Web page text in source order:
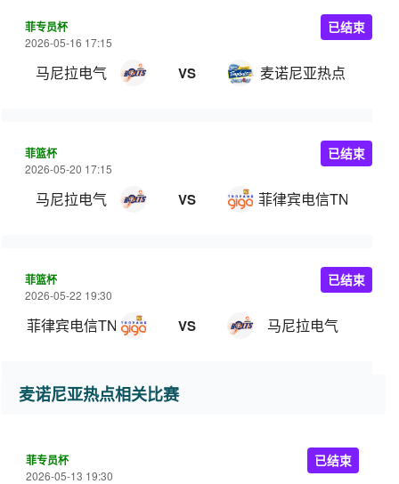
菲专员杯
2026-05-16 17:15
马尼拉电气 VS 麦诺尼亚热点
已结束
菲篮杯
2026-05-20 17:15
马尼拉电气 VS 菲律宾电信TNT
已结束
菲篮杯
2026-05-22 19:30
菲律宾电信TNT VS 马尼拉电气
已结束
麦诺尼亚热点相关比赛
菲专员杯
2026-05-13 19:30
已结束